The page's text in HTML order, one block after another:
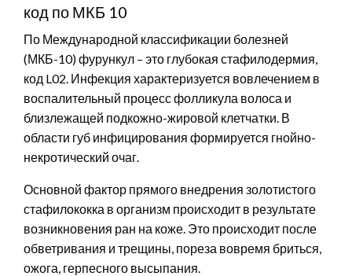
код по МКБ 10
По Международной классификации болезней
(МКБ-10) фурункул – это глубокая стафилодермия,
код L02. Инфекция характеризуется вовлечением в
воспалительный процесс фолликула волоса и
близлежащей подкожно-жировой клетчатки. В
области губ инфицирования формируется гнойно-
некротический очаг.
Основной фактор прямого внедрения золотистого
стафилококка в организм происходит в результате
возникновения ран на коже. Это происходит после
обветривания и трещины, пореза вовремя бриться,
ожога, герпесного высыпания.